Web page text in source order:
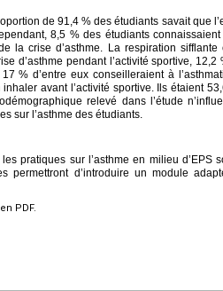
de 91,4 % des étudiants savait que
8,5 % des étudiants
la crise d’asthme. La respiration
d’asthme pendant l’activité sportive, 12,2
% d’entre eux conseilleraient à
avant l’activité sportive. Ils étaient
relevé dans l’étude
sur l’asthme des étudiants.
pratiques sur l’asthme en milieu d’EPS
permettront d’introduire un module
PDF.